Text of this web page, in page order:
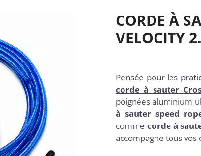
CORDE À
VELOCITY
Pensée pour les
corde à sauter
poignées aluminium
à sauter speed
comme corde à
accompagne tous